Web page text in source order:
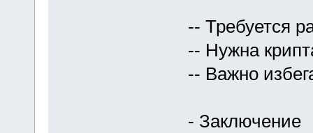
-- Требуется
-- Нужна
-- Важно
- Заключение